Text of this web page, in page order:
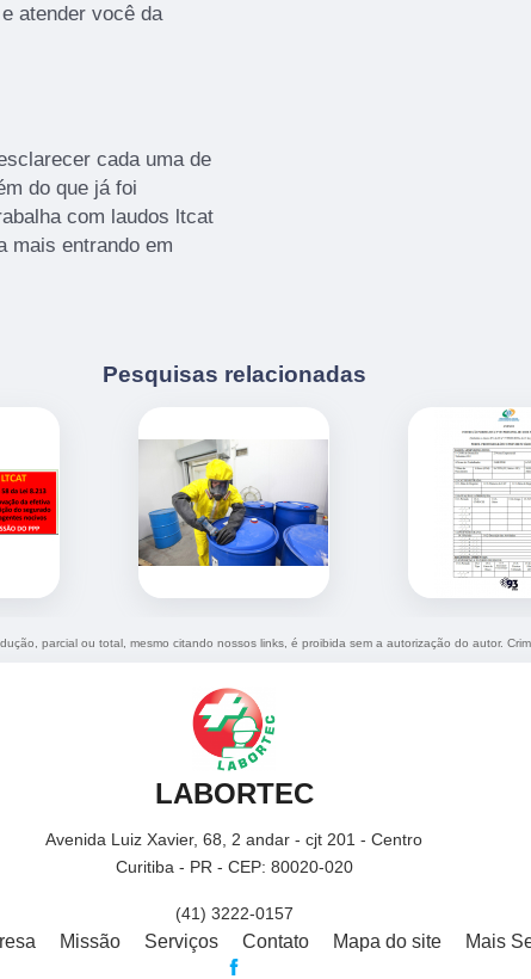
atender você da
cada uma de
do que já foi
com laudos ltcat
mais entrando em
Pesquisas relacionadas
parcial ou total, mesmo citando nossos links, é proibida sem a autorização do autor.
LABORTEC
Avenida Luiz Xavier, 68, 2 andar - cjt 201 - Centro
Curitiba - PR - CEP: 80020-020
(41) 3222-0157
Missão Serviços Contato Mapa do site Mais